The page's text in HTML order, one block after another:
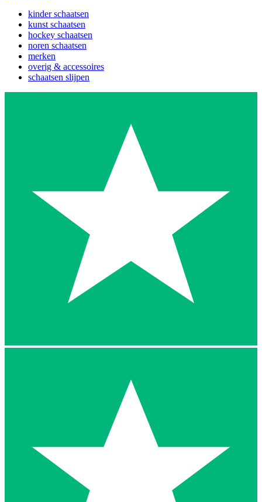
kinder schaatsen
kunst schaatsen
hockey schaatsen
noren schaatsen
merken
overig & accessoires
schaatsen slijpen